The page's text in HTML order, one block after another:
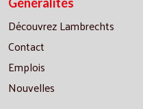
Découvrez Lambrechts
Contact
Emplois
Nouvelles